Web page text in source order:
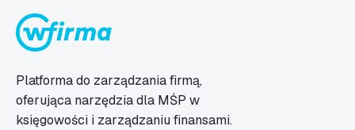
Platforma do zarządzania firmą,
oferująca narzędzia dla MŚP w
księgowości i zarządzaniu finansami.